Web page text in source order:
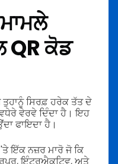
QR ਕੋਡ
ਸਿਰਫ਼ ਹਰੇਕ ਤੱਤ ਦੇ
ਵੇਰਵੇ ਦਿੰਦਾ ਹੈ। ਇਹ
ਫਾਇਦਾ ਹੈ।
ਇੱਕ ਨਜ਼ਰ ਮਾਰੋ ਜੋ ਕਿ
ਇੰਟਰਐਕਟਿਵ, ਅਤੇ